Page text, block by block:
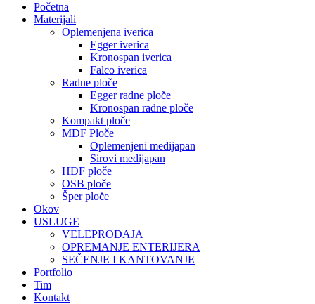
Početna
Materijali
Oplemenjena iverica
Egger iverica
Kronospan iverica
Falco iverica
Radne ploče
Egger radne ploče
Kronospan radne ploče
Kompakt ploče
MDF Ploče
Oplemenjeni medijapan
Sirovi medijapan
HDF ploče
OSB ploče
Šper ploče
Okov
USLUGE
VELEPRODAJA
OPREMANJE ENTERIJERA
SEČENJE I KANTOVANJE
Portfolio
Tim
Kontakt